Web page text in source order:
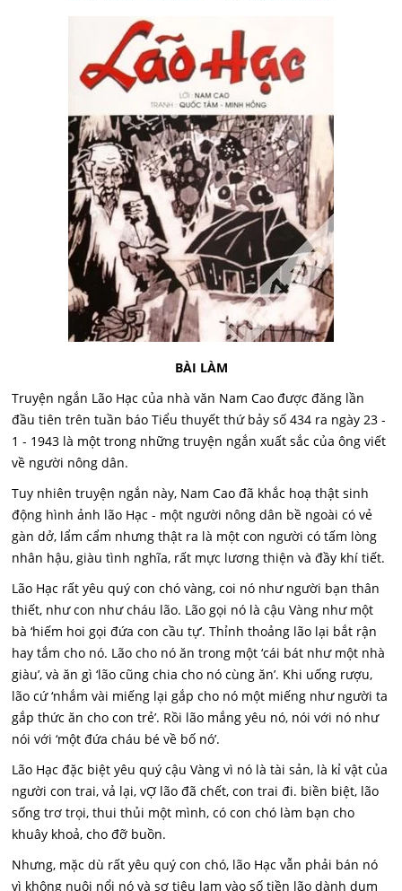
BÀI LÀM
Truyện ngắn Lão Hạc của nhà văn Nam Cao được đăng lần
đầu tiên trên tuần báo Tiểu thuyết thứ bảy số 434 ra ngày 23 -
1 - 1943 là một trong những truyện ngắn xuất sắc của ông viết
về người nông dân.
Tuy nhiên truyện ngắn này, Nam Cao đã khắc hoạ thật sinh
động hình ảnh lão Hạc - một người nông dân bề ngoài có vẻ
gàn dở, lẩm cẩm nhưng thật ra là một con người có tấm lòng
nhân hậu, giàu tình nghĩa, rất mực lương thiện và đầy khí tiết.
Lão Hạc rất yêu quý con chó vàng, coi nó như người bạn thân
thiết, như con như cháu lão. Lão gọi nó là cậu Vàng như một
bà ‘hiếm hoi gọi đứa con cầu tự’. Thỉnh thoảng lão lại bắt rận
hay tắm cho nó. Lão cho nó ăn trong một ‘cái bát như một nhà
giàu’, và ăn gì ‘lão cũng chia cho nó cùng ăn’. Khi uống rượu,
lão cứ ‘nhắm vài miếng lại gắp cho nó một miếng như người ta
gắp thức ăn cho con trẻ’. Rồi lão mắng yêu nó, nói với nó như
nói với ‘một đứa cháu bé về bố nó’.
Lão Hạc đặc biệt yêu quý cậu Vàng vì nó là tài sản, là kỉ vật của
người con trai, vả lại, vỢ lão đã chết, con trai đi. biền biệt, lão
sống trơ trọi, thui thủi một mình, có con chó làm bạn cho
khuây khoả, cho đỡ buồn.
Nhưng, mặc dù rất yêu quý con chó, lão Hạc vẫn phải bán nó
vì không nuôi nổi nó và sợ tiêu lạm vào số tiền lão dành dụm